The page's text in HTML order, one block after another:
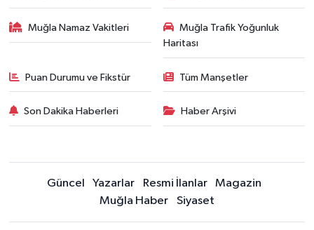
Muğla Namaz Vakitleri
Muğla Trafik Yoğunluk
Haritası
Puan Durumu ve Fikstür Tüm Manşetler
Son Dakika Haberleri Haber Arşivi
Güncel Yazarlar Resmi İlanlar
Magazin
Muğla Haber
Siyaset